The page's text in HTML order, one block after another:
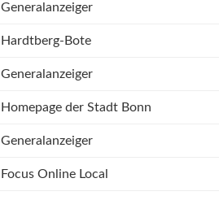
Generalanzeiger
Hardtberg-Bote
Generalanzeiger
Homepage der Stadt Bonn
Generalanzeiger
Focus Online Local